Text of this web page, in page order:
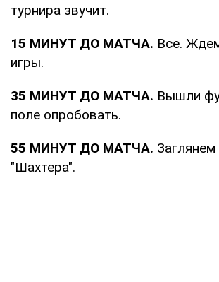
турнира звучит.
15 МИНУТ ДО МАТЧА. Все.
игры.
35 МИНУТ ДО МАТЧА. Вышли
поле опробовать.
55 МИНУТ ДО МАТЧА.
"Шахтера".